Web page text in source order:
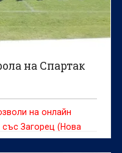
на Спартак
на онлайн
Загорец (Нова